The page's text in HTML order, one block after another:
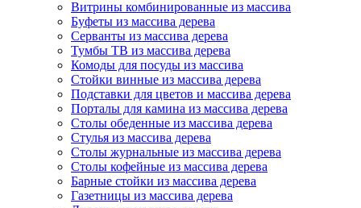
Витрины комбинированные из массива
Буфеты из массива дерева
Серванты из массива дерева
Тумбы ТВ из массива дерева
Комоды для посуды из массива
Стойки винные из массива дерева
Подставки для цветов и массива дерева
Порталы для камина из массива дерева
Столы обеденные из массива дерева
Стулья из массива дерева
Столы журнальные из массива дерева
Столы кофейные из массива дерева
Барные стойки из массива дерева
Газетницы из массива дерева